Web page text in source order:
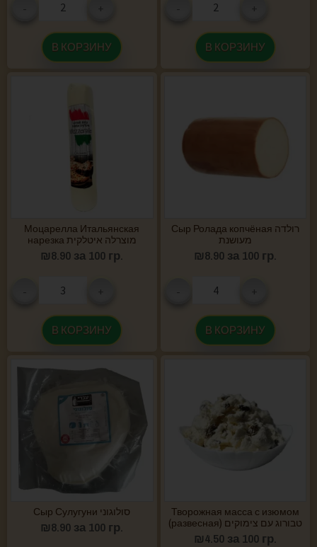
В КОРЗИНУ В КОРЗИНУ
Моцарелла Итальянская
нарезка מוצרלה איטלקית
₪8.90 за 100 гр.
В КОРЗИНУ
Сыр Ролада копчёная רולדה
מעושנת
₪8.90 за 100 гр.
В КОРЗИНУ
Сыр Сулугуни סולוגוני
₪8.90 за 100 гр.
Творожная масса с изюмом
(развесная) טבורוג עם צימוקים
₪4.50 за 100 гр.